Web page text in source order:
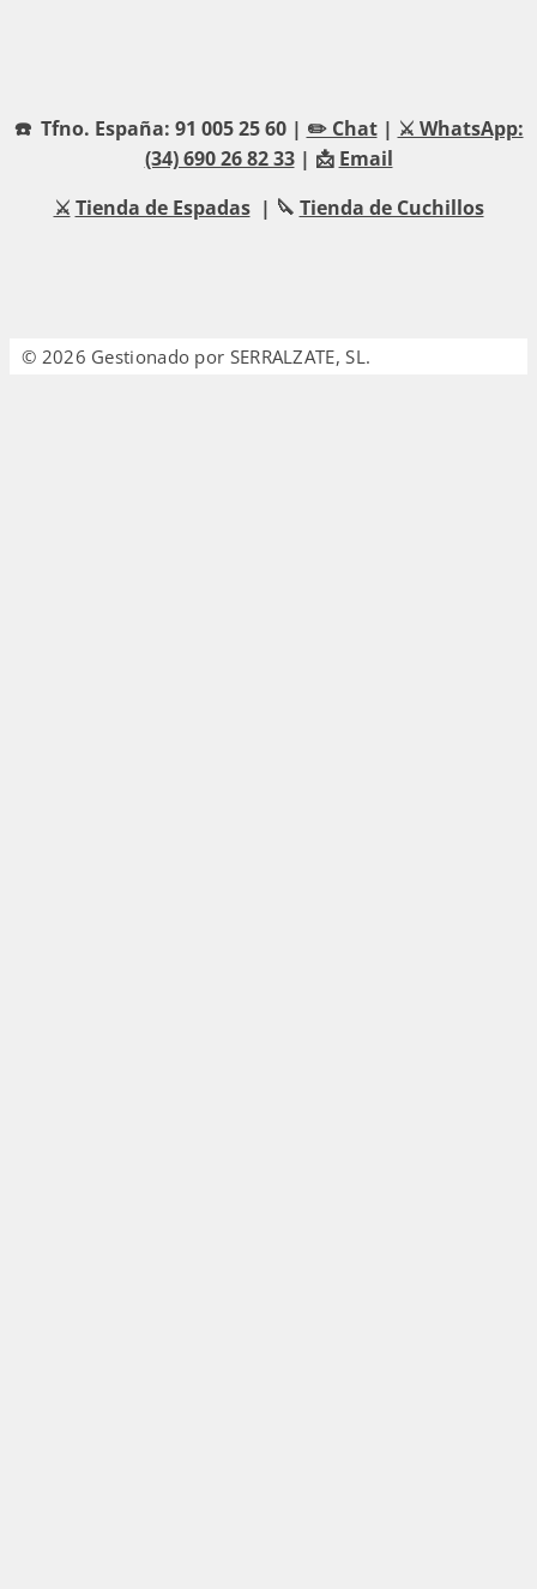
☎️ Tfno. España: 91 005 25 60 | ✏️ Chat| ⚔️ WhatsApp:
(34) 690 26 82 33| 📩 Email
⚔️ Tienda de Espadas| 🔪 Tienda de Cuchillos
© 2026 Gestionado por SERRALZATE, SL.